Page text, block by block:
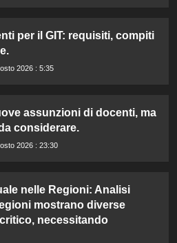
per il GIT: requisiti, compiti
2026 : 5:35
assunzioni di docenti, ma
considerare.
2026 : 23:30
nelle Regioni: Analisi
mostrano diverse
necessitando